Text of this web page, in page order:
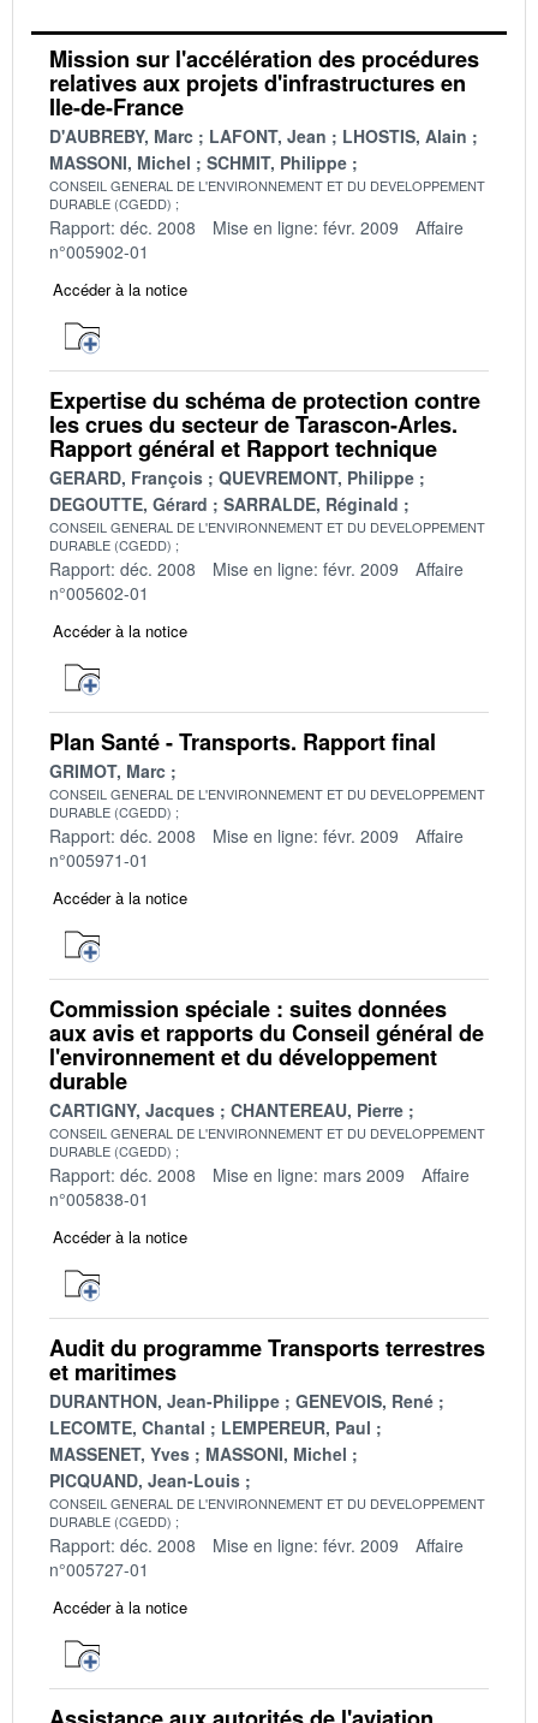
Mission sur l'accélération des procédures
relatives aux projets d'infrastructures en
Ile-de-France
D'AUBREBY, Marc LAFONT, Jean
LHOSTIS, Alain
MASSONI, Michel
SCHMIT, Philippe
CONSEIL GENERAL DE L'ENVIRONNEMENT ET DU DEVELOPPEMENT
DURABLE (CGEDD)
Rapport: déc. 2008 Mise en ligne: févr. 2009
Affaire
n°005902-01
Accéder à la notice
Expertise du schéma de protection contre
les crues du secteur de Tarascon-Arles.
Rapport général et Rapport technique
GERARD, François
QUEVREMONT, Philippe
DEGOUTTE, Gérard
SARRALDE, Réginald
CONSEIL GENERAL DE L'ENVIRONNEMENT ET DU DEVELOPPEMENT
DURABLE (CGEDD)
Rapport: déc. 2008 Mise en ligne: févr. 2009
Affaire
n°005602-01
Accéder à la notice
Plan Santé - Transports. Rapport final
GRIMOT, Marc
CONSEIL GENERAL DE L'ENVIRONNEMENT ET DU DEVELOPPEMENT
DURABLE (CGEDD)
Rapport: déc. 2008 Mise en ligne: févr. 2009
Affaire
n°005971-01
Accéder à la notice
Commission spéciale : suites données
aux avis et rapports du Conseil général de
l'environnement et du développement
durable
CARTIGNY, Jacques CHANTEREAU, Pierre
CONSEIL GENERAL DE L'ENVIRONNEMENT ET DU DEVELOPPEMENT
DURABLE (CGEDD)
Rapport: déc. 2008 Mise en ligne: mars 2009
Affaire
n°005838-01
Accéder à la notice
Audit du programme Transports terrestres
et maritimes
DURANTHON, Jean-Philippe
GENEVOIS, René
LECOMTE, Chantal
LEMPEREUR, Paul
MASSENET, Yves
MASSONI, Michel
PICQUAND, Jean-Louis
CONSEIL GENERAL DE L'ENVIRONNEMENT ET DU DEVELOPPEMENT
DURABLE (CGEDD)
Rapport: déc. 2008 Mise en ligne: févr. 2009
Affaire
n°005727-01
Accéder à la notice